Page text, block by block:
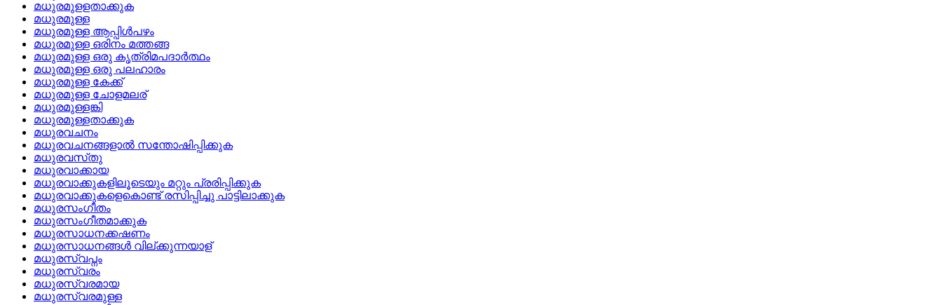
മധുരമുളളതാക്കുക
മധുരമുള്ള
മധുരമുള്ള ആപ്പിള്‍പഴം
മധുരമുള്ള ഒരിനം മത്തങ്ങ
മധുരമുള്ള ഒരു കൃത്രിമപദാര്‍ത്ഥം
മധുരമുള്ള ഒരു പലഹാരം
മധുരമുള്ള കേക്ക്
മധുരമുള്ള ചോളമലര്
മധുരമുള്ളങ്കി
മധുരമുള്ളതാക്കുക
മധുരവചനം
മധുരവചനങ്ങളാല്‍ സന്തോഷിപ്പിക്കുക
മധുരവസ്‌തു
മധുരവാക്കായ
മധുരവാക്കുകളിലൂടെയും മറ്റും പ്രരിപ്പിക്കുക
മധുരവാക്കുകളെകൊണ്ട്‌ രസിപ്പിച്ചു പാട്ടിലാക്കുക
മധുരസംഗീതം
മധുരസംഗീതമാക്കുക
മധുരസാധനക്കഷണം
മധുരസാധനങ്ങള്‍ വില്‌ക്കുന്നയാള്
മധുരസ്വപ്നം
മധുരസ്വരം
മധുരസ്വരമായ
മധുരസ്വരമുള്ള